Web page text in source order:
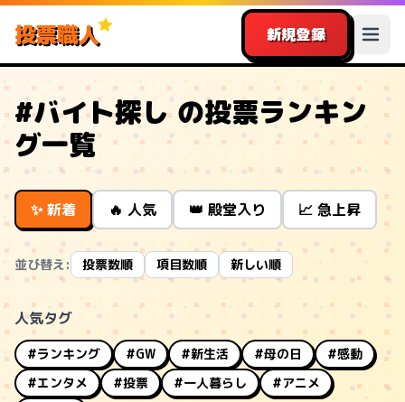
投票職人 新規登録
#バイト探し の投票ランキン
グ一覧
✨ 新着 🔥 人気 👑 殿堂入り 📈 急上昇
並び替え: 投票数順 項目数順 新しい順
人気タグ
#ランキング #GW #新生活 #母の日
#感動
#エンタメ
#投票 #一人暮らし
#アニメ